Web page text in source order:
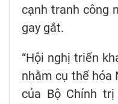
cạnh tranh công
gay gắt.
“Hội nghị triển
nhằm cụ thể hóa
của Bộ Chính